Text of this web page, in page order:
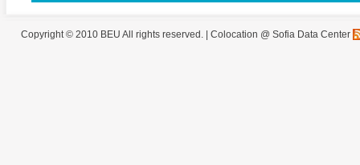
Copyright © 2010 BEU All rights reserved. | Colocation @ Sofia Data Center